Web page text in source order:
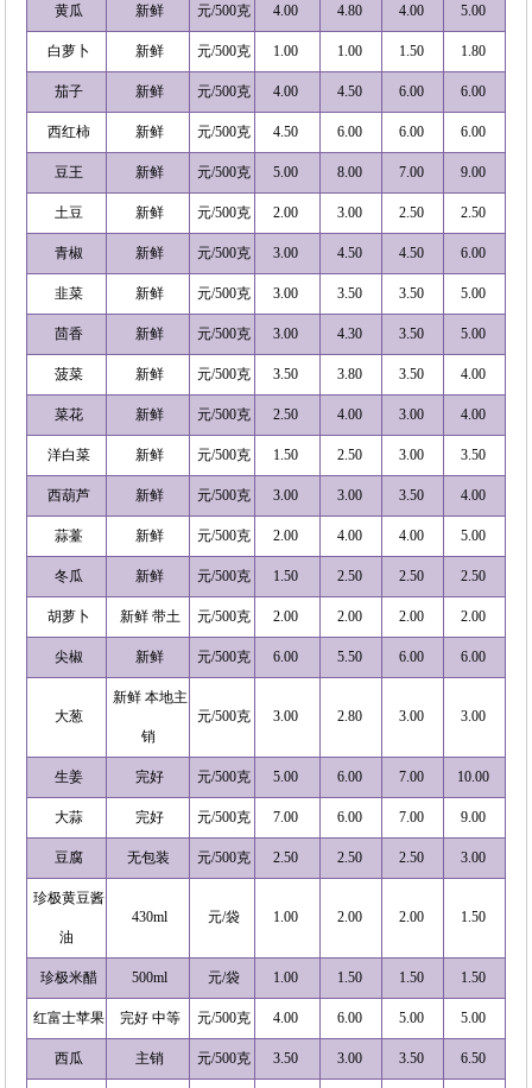
黄瓜 新鲜 元/500克 4.00 4.80 4.00 5.00
白萝卜 新鲜 元/500克 1.00 1.00 1.50 1.80
茄子 新鲜 元/500克 4.00 4.50 6.00 6.00
西红柿 新鲜 元/500克 4.50 6.00 6.00 6.00
豆王 新鲜 元/500克 5.00 8.00 7.00 9.00
土豆 新鲜 元/500克 2.00 3.00 2.50 2.50
青椒 新鲜 元/500克 3.00 4.50 4.50 6.00
韭菜 新鲜 元/500克 3.00 3.50 3.50 5.00
茴香 新鲜 元/500克 3.00 4.30 3.50 5.00
菠菜 新鲜 元/500克 3.50 3.80 3.50 4.00
菜花 新鲜 元/500克 2.50 4.00 3.00 4.00
洋白菜 新鲜 元/500克 1.50 2.50 3.00 3.50
西葫芦 新鲜 元/500克 3.00 3.00 3.50 4.00
蒜薹 新鲜 元/500克 2.00 4.00 4.00 5.00
冬瓜 新鲜 元/500克 1.50 2.50 2.50 2.50
胡萝卜 新鲜 带土 元/500克 2.00 2.00 2.00 2.00
尖椒 新鲜 元/500克 6.00 5.50 6.00 6.00
大葱
新鲜 本地主
销
元/500克 3.00 2.80 3.00 3.00
生姜 完好 元/500克 5.00 6.00 7.00 10.00
大蒜 完好 元/500克 7.00 6.00 7.00 9.00
豆腐 无包装 元/500克 2.50 2.50 2.50 3.00
珍极黄豆酱
油
430ml 元/袋 1.00 2.00 2.00 1.50
珍极米醋 500ml 元/袋 1.00 1.50 1.50 1.50
红富士苹果 完好 中等 元/500克 4.00 6.00 5.00 5.00
西瓜 主销 元/500克 3.50 3.00 3.50 6.50